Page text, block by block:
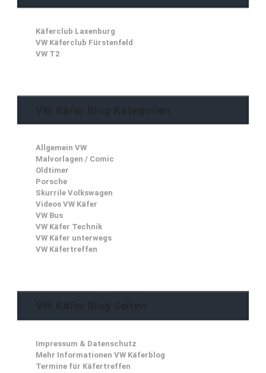
Käferclub Laxenburg
VW Käferclub Fürstenfeld
VW T2
Allgemein VW
Malvorlagen / Comic
Oldtimer
Porsche
Skurrile Volkswagen
Videos VW Käfer
VW Bus
VW Käfer Technik
VW Käfer unterwegs
VW Käfertreffen
Impressum & Datenschutz
Mehr Informationen VW Käferblog
Termine für Käfertreffen